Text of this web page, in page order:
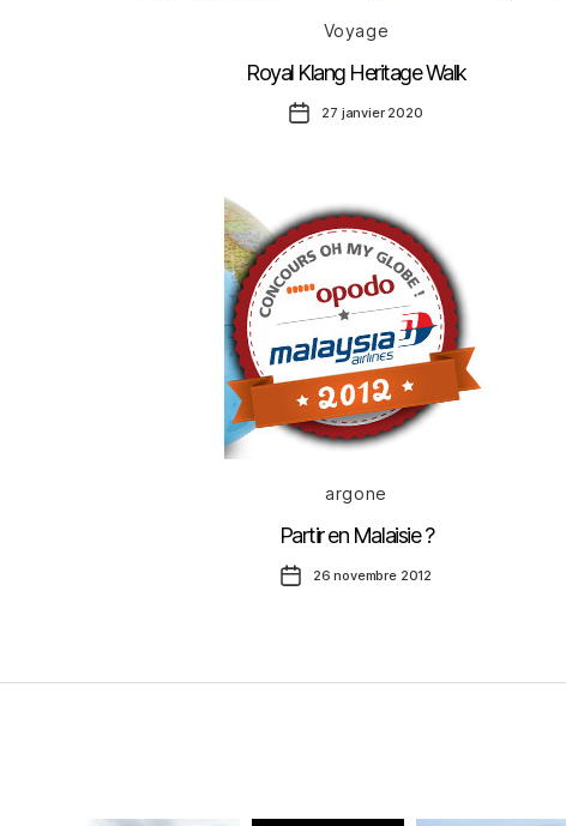
Voyage
Royal Klang Heritage Walk
Date
de
27 janvier 2020
argone
Partir en Malaisie ?
Date
de
26 novembre 2012